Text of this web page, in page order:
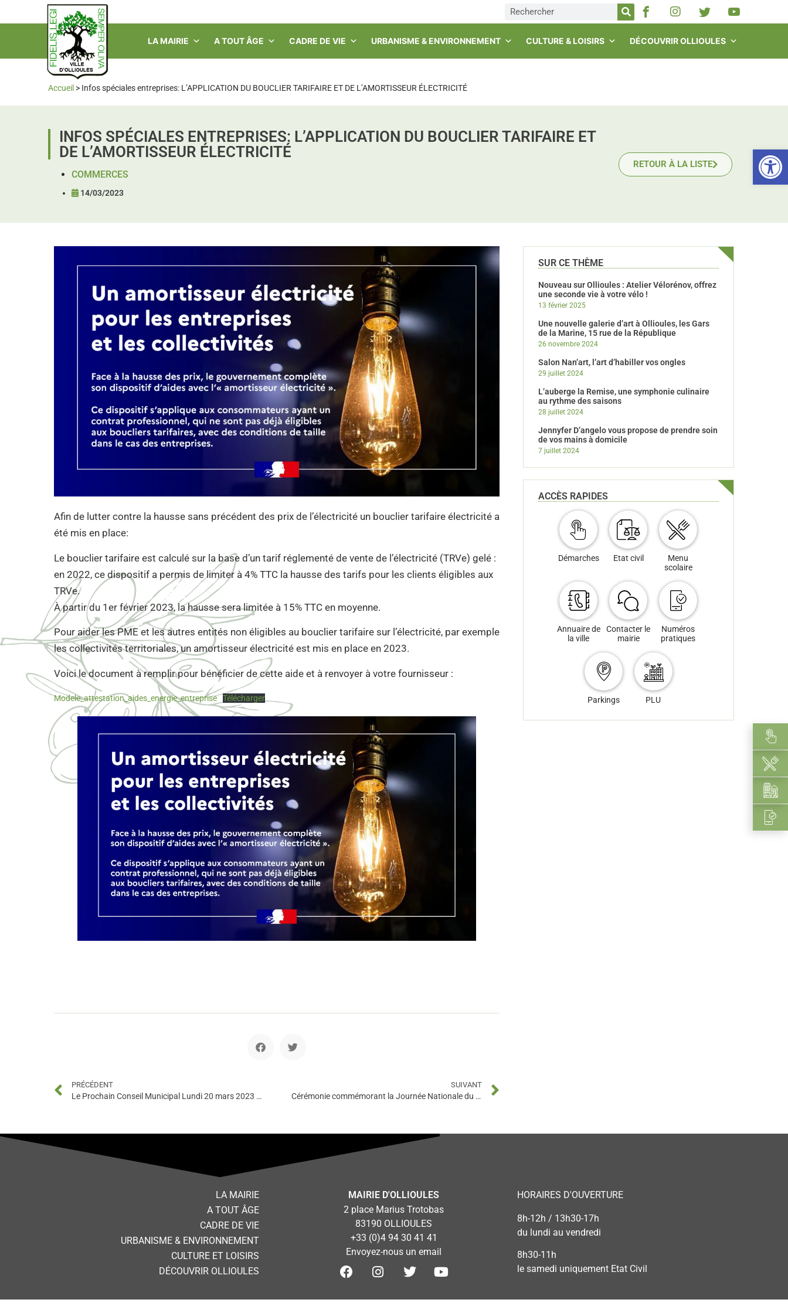
LA MAIRIE A TOUT ÂGE CADRE DE VIE URBANISME & ENVIRONNEMENT CULTURE & LOISIRS DÉCOUVRIR OLLIOULES
Accueil > Infos spéciales entreprises: L’APPLICATION DU BOUCLIER TARIFAIRE ET DE L’AMORTISSEUR ÉLECTRICITÉ
INFOS SPÉCIALES ENTREPRISES: L’APPLICATION DU BOUCLIER TARIFAIRE ET
DE L’AMORTISSEUR ÉLECTRICITÉ
COMMERCES
14/03/2023
RETOUR À LA LISTE
Afin de lutter contre la hausse sans précédent des prix de l’électricité un bouclier tarifaire électricité a
été mis en place:
Le bouclier tarifaire est calculé sur la base d’un tarif réglementé de vente de l’électricité (TRVe) gelé :
en 2022, ce dispositif a permis de limiter à 4% TTC la hausse des tarifs pour les clients éligibles aux
TRVe.
À partir du 1er février 2023, la hausse sera limitée à 15% TTC en moyenne.
Pour aider les PME et les autres entités non éligibles au bouclier tarifaire sur l’électricité, par exemple
les collectivités territoriales, un amortisseur électricité est mis en place en 2023.
Voici le document à remplir pour bénéficier de cette aide et à renvoyer à votre fournisseur :
Modele_attestation_aides_energie_entreprise Télécharger
PRÉCÉDENT
Le Prochain Conseil Municipal Lundi 20 mars 2023 à 18h Espace Bremond
SUIVANT
Cérémonie commémorant la Journée Nationale du Souvenir et du Recueillement à la Mémoire des Victimes Civiles et Militaires de la guerre d’Algérie et des combats en Tunisie et au Maroc.
SUR CE THÈME
Nouveau sur Ollioules : Atelier Vélorénov, offrez
une seconde vie à votre vélo !
13 février 2025
Une nouvelle galerie d’art à Ollioules, les Gars
de la Marine, 15 rue de la République
26 novembre 2024
Salon Nan’art, l’art d’habiller vos ongles
29 juillet 2024
L’auberge la Remise, une symphonie culinaire
au rythme des saisons
28 juillet 2024
Jennyfer D’angelo vous propose de prendre soin
de vos mains à domicile
7 juillet 2024
ACCÈS RAPIDES
Démarches Etat civil
Menu
scolaire
Annuaire de
la ville
Contacter le
mairie
Numéros
pratiques
Parkings PLU
LA MAIRIE
A TOUT ÂGE
CADRE DE VIE
URBANISME & ENVIRONNEMENT
CULTURE ET LOISIRS
DÉCOUVRIR OLLIOULES
MAIRIE D'OLLIOULES
2 place Marius Trotobas
83190 OLLIOULES
+33 (0)4 94 30 41 41
Envoyez-nous un email
HORAIRES D'OUVERTURE
8h-12h / 13h30-17h
du lundi au vendredi
8h30-11h
le samedi uniquement Etat Civil